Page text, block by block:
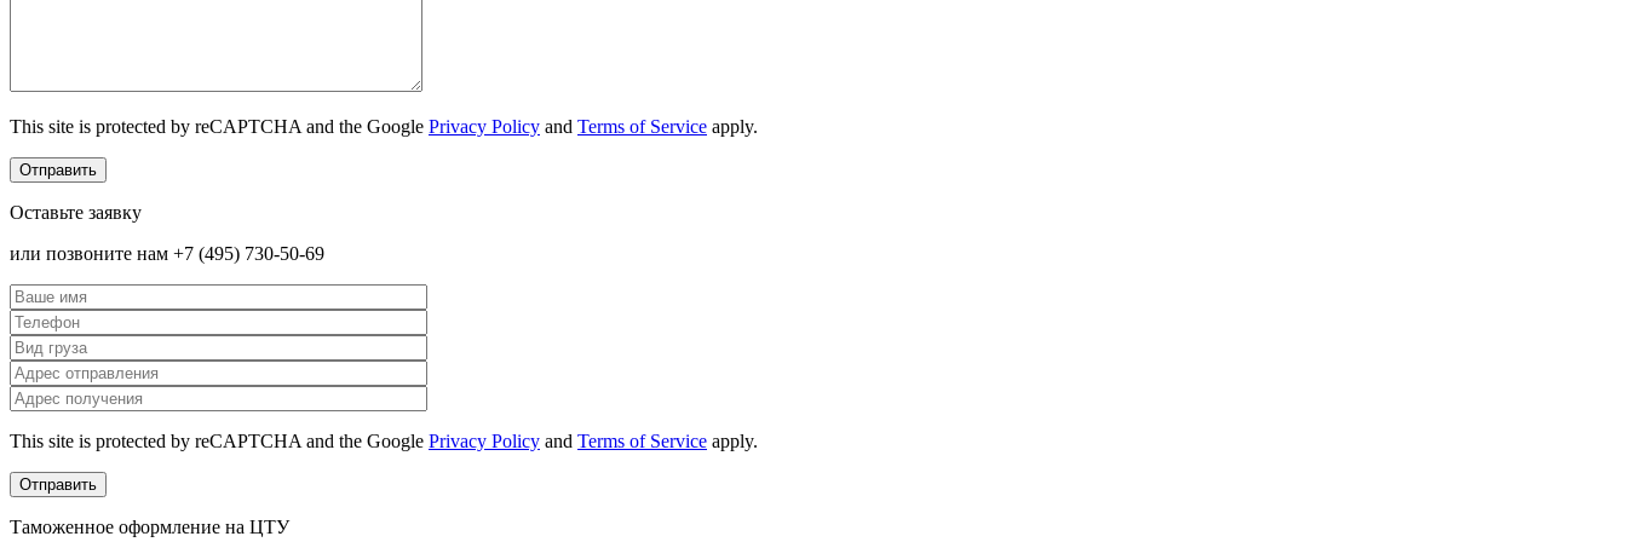
This site is protected by reCAPTCHA and the Google Privacy Policy and Terms of Service apply.
Оставьте заявку
или позвоните нам +7 (495) 730-50-69
This site is protected by reCAPTCHA and the Google Privacy Policy and Terms of Service apply.
Таможенное оформление на ЦТУ